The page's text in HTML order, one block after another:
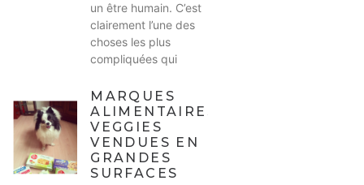
un être humain. C’est
clairement l’une des
choses les plus
compliquées qui
MARQUES
ALIMENTAIRES
VEGGIES
VENDUES EN
GRANDES
SURFACES